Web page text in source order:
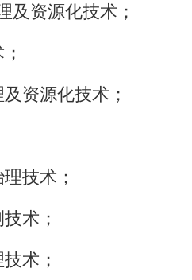
及资源化技术；
资源化技术；
技术；
术；
术；